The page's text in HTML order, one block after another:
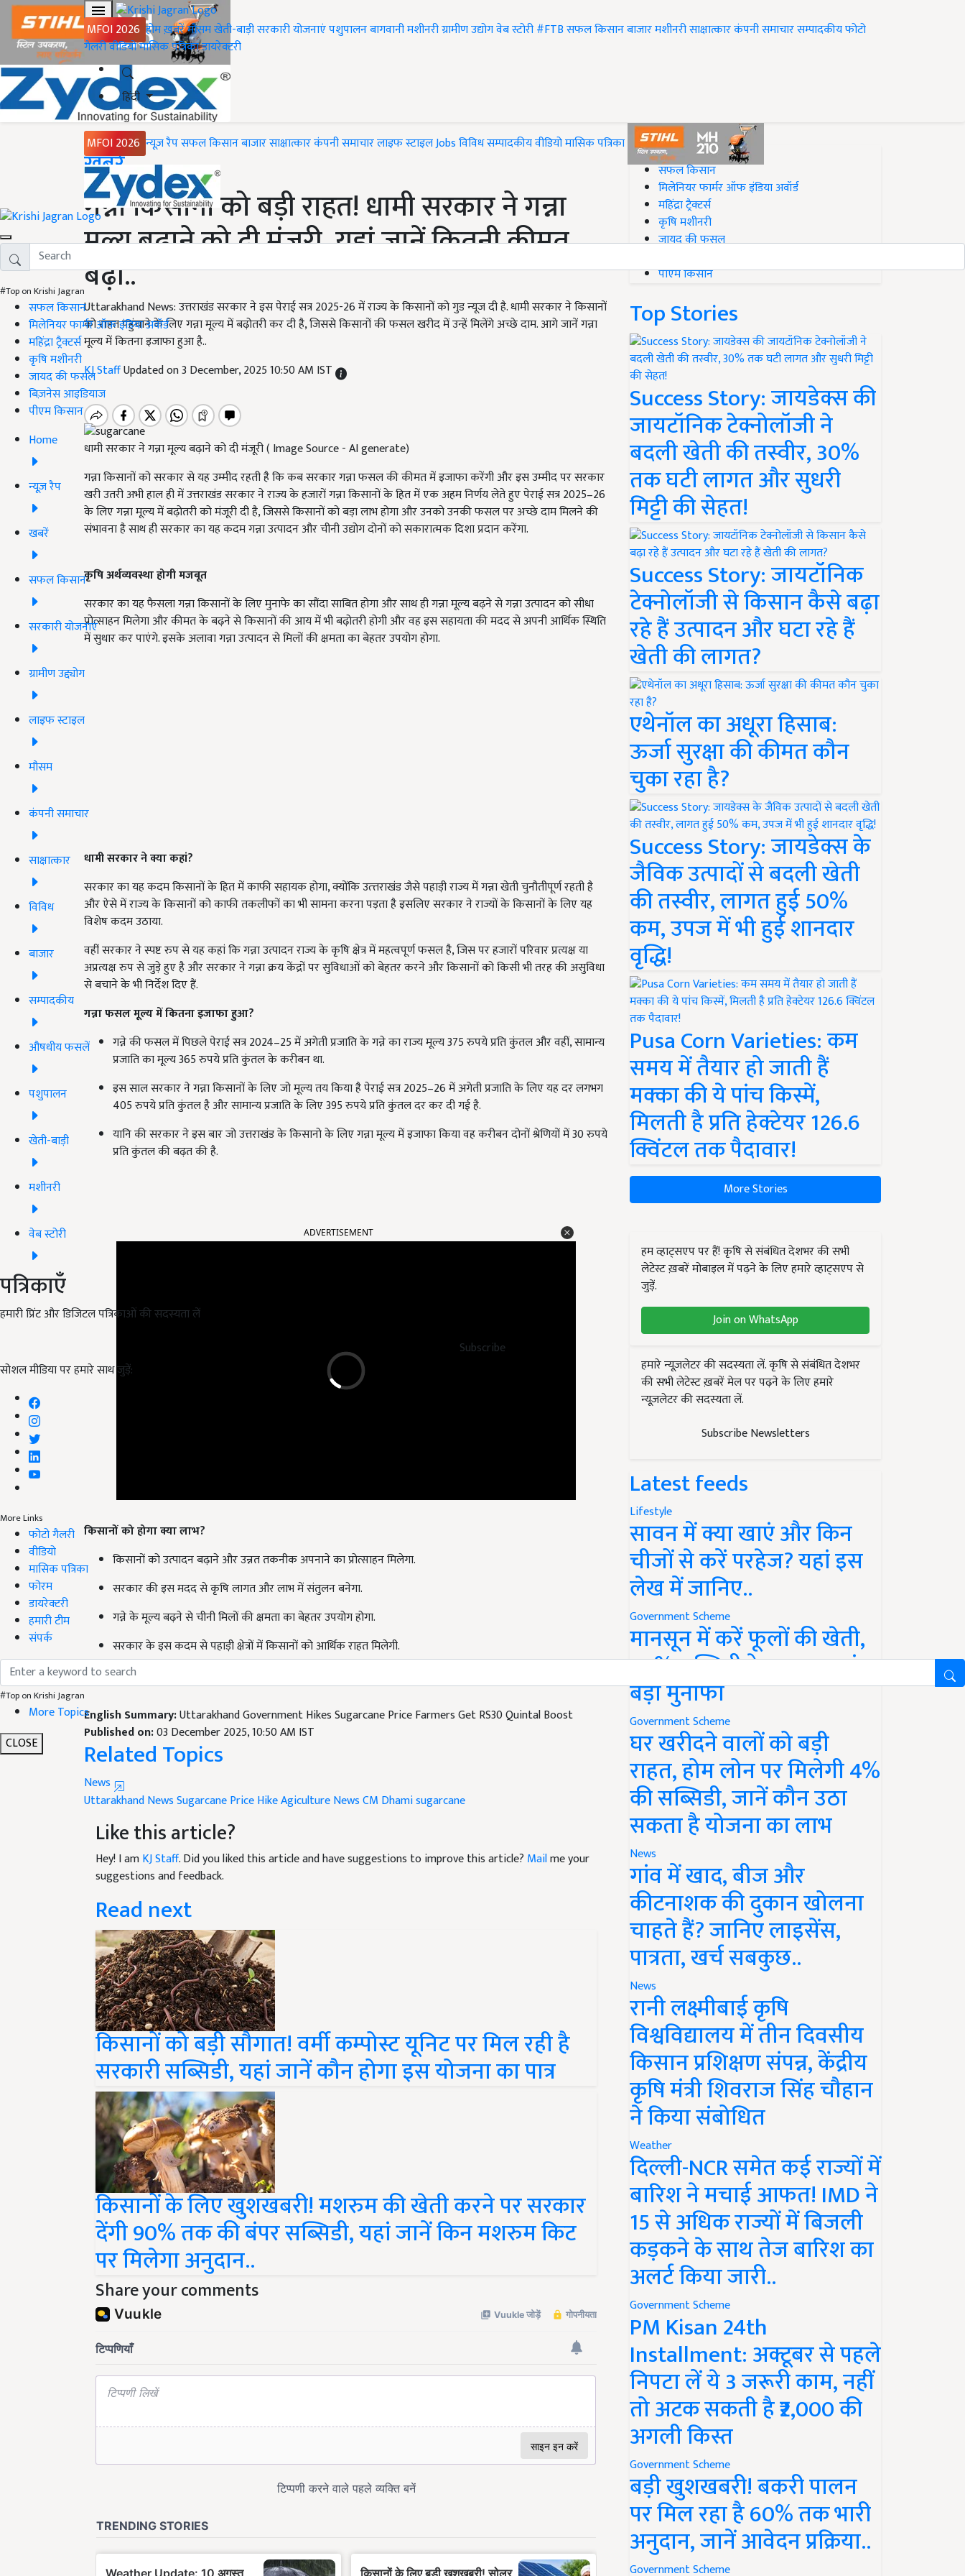
MFOI 2026 होमख़बरेंमौसमखेती-बाड़ीसरकारी योजनाएंपशुपालनबागवानीमशीनरीग्रामीण उद्योगवेब स्टोरी#FTBसफल किसानबाजारमशीनरीसाक्षात्कारकंपनी समाचारसम्पादकीयफोटो
गैलरीवीडियोमासिक पत्रिकाडायरेक्टरी
हिंदी
MFOI 2026 न्यूज़ रैपसफल किसानबाजारसाक्षात्कारकंपनी समाचारलाइफ स्टाइलJobsविविधसम्पादकीयवीडियोमासिक पत्रिका
#Top on Krishi Jagran
सफल किसान
मिलेनियर फार्मर ऑफ इंडिया अवॉर्ड
महिंद्रा ट्रैक्टर्स
कृषि मशीनरी
जायद की फसल
बिज़नेस आइडियाज
पीएम किसान
Home
न्यूज़ रैप
खबरें
सफल किसान
सरकारी योजनाएं
ग्रामीण उद्द्योग
लाइफ स्टाइल
मौसम
कंपनी समाचार
साक्षात्कार
विविध
बाजार
सम्पादकीय
औषधीय फसलें
पशुपालन
खेती-बाड़ी
मशीनरी
वेब स्टोरी
पत्रिकाएँ
हमारी प्रिंट और डिजिटल पत्रिकाओं की सदस्यता लें
Subscribe
सोशल मीडिया पर हमारे साथ जुड़ें:
More Links
फोटो गैलरी
वीडियो
मासिक पत्रिका
फोरम
डायरेक्टरी
हमारी टीम
संपर्क
#Top on Krishi Jagran
More Topics
CLOSE
Home
ख़बरें
गन्ना किसानों को बड़ी राहत! धामी सरकार ने गन्ना
मूल्य बढ़ाने को दी मंजूरी, यहां जानें कितनी कीमत
बढ़ी..
Uttarakhand News: उत्तराखंड सरकार ने इस पेराई सत्र 2025-26 में राज्य के किसानों को गुड न्यूज दी है. धामी सरकार ने किसानों
को राहत पहुंचाने के लिए गन्ना मूल्य में बढ़ोतरी कर दी है, जिससे किसानों की फसल खरीद में उन्हें मिलेंगे अच्छे दाम. आगे जानें गन्ना
मूल्य में कितना इजाफा हुआ है..
KJ StaffUpdated on 3 December, 2025 10:50 AM IST
धामी सरकार ने गन्ना मूल्य बढ़ाने को दी मंजूरी ( Image Source - AI generate)
गन्ना किसानों को सरकार से यह उम्मीद रहती है कि कब सरकार गन्ना फसल की कीमत में इजाफा करेंगी और इस उम्मीद पर सरकार
खरी उतरी अभी हाल ही में उत्तराखंड सरकार ने राज्य के हजारों गन्ना किसानों के हित में एक अहम निर्णय लेते हुए पेराई सत्र 2025–26
के लिए गन्ना मूल्य में बढ़ोतरी को मंजूरी दी है, जिससे किसानों को बड़ा लाभ होगा और उनको उनकी फसल पर अच्छे दाम मिलने की
संभावना है साथ ही सरकार का यह कदम गन्ना उत्पादन और चीनी उद्योग दोनों को सकारात्मक दिशा प्रदान करेंगा.
कृषिअर्थव्यवस्था होगी मजबूत
सरकार का यह फैसला गन्ना किसानों के लिए मुनाफे का सौंदा साबित होगा और साथ ही गन्ना मूल्य बढ़ने से गन्ना उत्पादन को सीधा
प्रोत्साहन मिलेगा और कीमत के बढ़ने से किसानों की आय में भी बढ़ोतरी होगी और वह इस सहायता की मदद से अपनी आर्थिक स्थिति
में सुधार कर पाएंगे. इसके अलावा गन्ना उत्पादन से मिलों की क्षमता का बेहतर उपयोग होगा.
धामी सरकार ने क्या कहां?
सरकार का यह कदम किसानों के हित में काफी सहायक होगा, क्योंकि उत्त्तराखंड जैसे पहाड़ी राज्य में गन्ना खेती चुनौतीपूर्ण रहती है
और ऐसे में राज्य के किसानों को काफी तकलीफों का भी सामना करना पड़ता है इसलिए सरकार ने राज्यों के किसानों के लिए यह
विशेष कदम उठाया.
वहीं सरकार ने स्पष्ट रुप से यह कहां कि गन्ना उत्पादन राज्य के कृषि क्षेत्र में महत्वपूर्ण फसल है, जिस पर हजारों परिवार प्रत्यक्ष या
अप्रत्यक्ष रुप से जुड़े हुए है और सरकार ने गन्ना क्रय केंद्रों पर सुविधाओं को बेहतर करने और किसानों को किसी भी तरह की असुविधा
से बचाने के भी निर्देश दिए हैं.
गन्ना फसल मूल्य में कितना इजाफा हुआ?
गन्ने की फसल में पिछले पेराई सत्र 2024–25 में अगेती प्रजाति के गन्ने का राज्य मूल्य 375 रुपये प्रति कुंतल और वहीं, सामान्य
प्रजाति का मूल्य 365 रुपये प्रति कुंतल के करीबन था.
इस साल सरकार ने गन्ना किसानों के लिए जो मूल्य तय किया है पेराई सत्र 2025–26 में अगेती प्रजाति के लिए यह दर लगभग
405 रुपये प्रति कुंतल है और सामान्य प्रजाति के लिए 395 रुपये प्रति कुंतल दर कर दी गई है.
यानि की सरकार ने इस बार जो उत्तराखंड के किसानो के लिए गन्ना मूल्य में इजाफा किया वह करीबन दोनों श्रेणियों में 30 रुपये
प्रति कुंतल की बढ़त की है.
सरकार की इस मदद से कृषि लागत और लाभ में संतुलन बनेगा.
गन्ने के मूल्य बढ़ने से चीनी मिलों की क्षमता का बेहतर उपयोग होगा.
सरकार के इस कदम से पहाड़ी क्षेत्रों में किसानों को आर्थिक राहत मिलेगी.
फसल की कीमत में इजाफा होने से ग्रामीण अर्थव्यवस्था को नई मजबूती मिलेगी.
Published on:03 December 2025, 10:50 AM IST
Related Topics
News
Uttarakhand News
Like this article?
Hey! I amKJ Staff. Did you liked this article and have suggestions to improve this article?
suggestions and feedback.
Read next
किसानों को बड़ी सौगात! वर्मी कम्पोस्ट यूनिट पर मिल रही है
सरकारी सब्सिडी, यहां जानें कौन होगा इस योजना का पात्र
किसानों के लिए खुशखबरी! मशरुम की खेती करने पर सरकार
देंगी 90% तक की बंपर सब्सिडी, यहां जानें किन मशरुम किट
पर मिलेगा अनुदान..
Share your comments
#Top on Krishi Jagran
सफल किसान
मिलेनियर फार्मर ऑफ इंडिया अवॉर्ड
महिंद्रा ट्रैक्टर्स
कृषि मशीनरी
जायद की फसल
पीएम किसान
Top Stories
Success Story: जायडेक्स की
जायटॉनिक टेक्नोलॉजी ने
बदली खेती की तस्वीर, 30%
तक घटी लागत और सुधरी
मिट्टी की सेहत!
Success Story: जायटॉनिक
टेक्नोलॉजी से किसान कैसे बढ़ा
रहे हैं उत्पादन और घटा रहे हैं
खेती की लागत?
एथेनॉल का अधूरा हिसाब:
ऊर्जा सुरक्षा की कीमत कौन
चुका रहा है?
Success Story: जायडेक्स के
जैविक उत्पादों से बदली खेती
की तस्वीर, लागत हुई 50%
कम, उपज में भी हुई शानदार
वृद्धि!
Pusa Corn Varieties: कम
समय में तैयार हो जाती हैं
मक्का की ये पांच किस्में,
मिलती है प्रति हेक्टेयर 126.6
क्विंटल तक पैदावार!
More Stories
हम व्हाट्सएप पर हैं! कृषि से संबंधित देशभर की सभी
लेटेस्ट ख़बरें मोबाइल में पढ़ने के लिए हमारे व्हाट्सएप से
जुड़ें.
Join on WhatsApp
हमारे न्यूज़लेटर की सदस्यता लें. कृषि से संबंधित देशभर
की सभी लेटेस्ट ख़बरें मेल पर पढ़ने के लिए हमारे
न्यूज़लेटर की सदस्यता लें.
Subscribe Newsletters
Latest feeds
Lifestyle
सावन में क्या खाएं और किन
चीजों से करें परहेज? यहां इस
लेख में जानिए..
Government Scheme
मानसून में करें फूलों की खेती,
50% सब्सिडी के साथ कमाएं
बड़ा मुनाफा
Government Scheme
घर खरीदने वालों को बड़ी
राहत, होम लोन पर मिलेगी 4%
की सब्सिडी, जानें कौन उठा
सकता है योजना का लाभ
News
गांव में खाद, बीज और
कीटनाशक की दुकान खोलना
चाहते हैं? जानिए लाइसेंस,
पात्रता, खर्च सबकुछ..
News
रानी लक्ष्मीबाई कृषि
विश्वविद्यालय में तीन दिवसीय
किसान प्रशिक्षण संपन्न, केंद्रीय
कृषि मंत्री शिवराज सिंह चौहान
ने किया संबोधित
Weather
दिल्ली-NCR समेत कई राज्यों में
बारिश ने मचाई आफत! IMD ने
15 से अधिक राज्यों में बिजली
कड़कने के साथ तेज बारिश का
अलर्ट किया जारी..
Government Scheme
PM Kisan 24th
Installment: अक्टूबर से पहले
निपटा लें ये 3 जरूरी काम, नहीं
तो अटक सकती है ₹2,000 की
अगली किस्त
Government Scheme
बड़ी खुशखबरी! बकरी पालन
पर मिल रहा है 60% तक भारी
अनुदान, जानें आवेदन प्रक्रिया..
Government Scheme